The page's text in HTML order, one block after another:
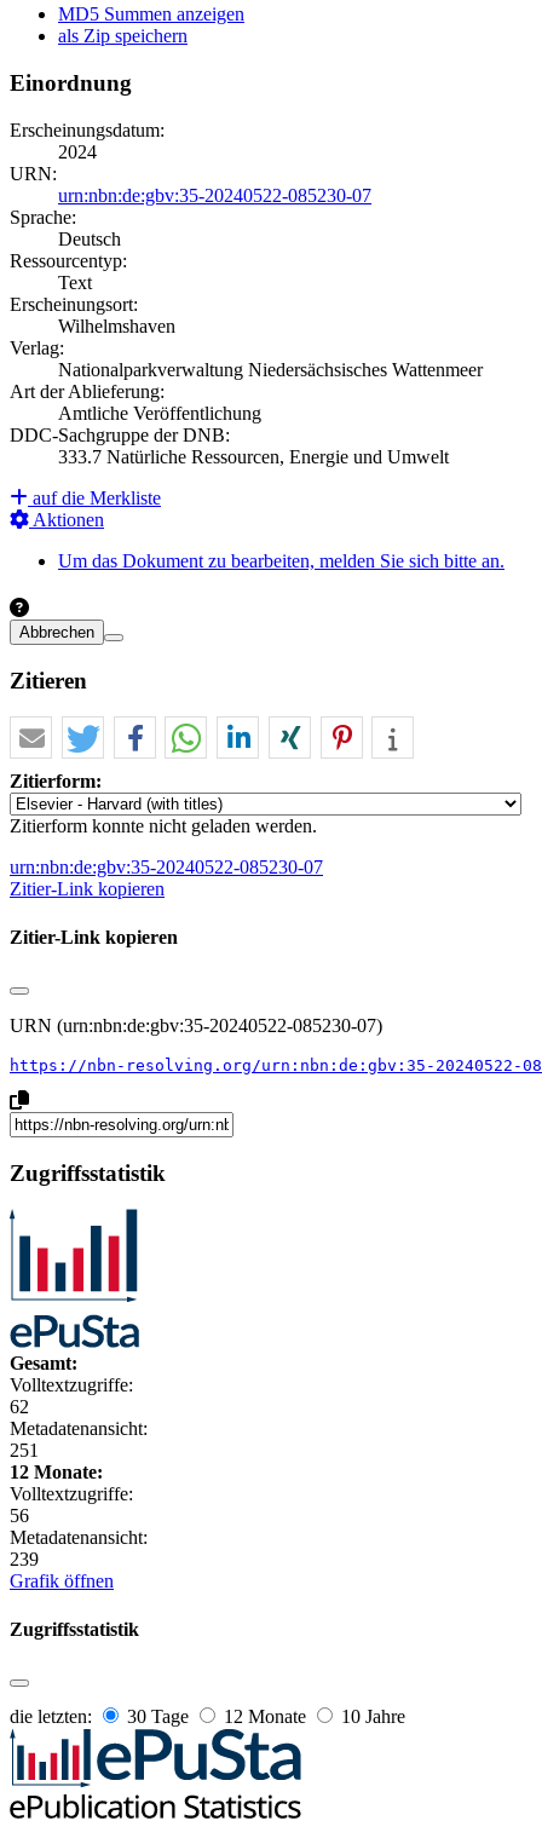
MD5 Summen anzeigen
als Zip speichern
Einordnung
Erscheinungsdatum:
2024
URN:
urn:nbn:de:gbv:35-20240522-085230-07
Sprache:
Deutsch
Ressourcentyp:
Text
Erscheinungsort:
Wilhelmshaven
Verlag:
Nationalparkverwaltung Niedersächsisches Wattenmeer
Art der Ablieferung:
Amtliche Veröffentlichung
DDC-Sachgruppe der DNB:
333.7 Natürliche Ressourcen, Energie und Umwelt
auf die Merkliste
Aktionen
Um das Dokument zu bearbeiten, melden Sie sich bitte an.
Abbrechen
Zitieren
Zitierform:
Zitierform konnte nicht geladen werden.
urn:nbn:de:gbv:35-20240522-085230-07
Zitier-Link kopieren
Zitier-Link kopieren
URN (urn:nbn:de:gbv:35-20240522-085230-07)
https://nbn-resolving.org/urn:nbn:de:gbv:35-20240522-
Zugriffsstatistik
Gesamt:
Volltextzugriffe:
62
Metadatenansicht:
251
12 Monate:
Volltextzugriffe:
56
Metadatenansicht:
239
Grafik öffnen
Zugriffsstatistik
die letzten: 30 Tage 12 Monate 10 Jahre